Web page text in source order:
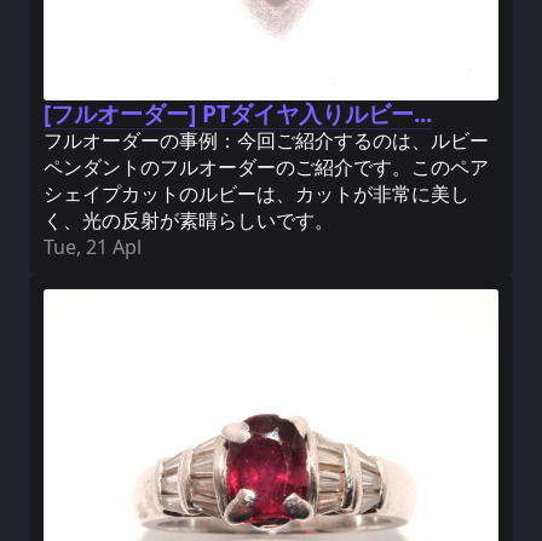
[フルオーダー] PTダイヤ入りルビー...
フルオーダーの事例：今回ご紹介するのは、ルビー
ペンダントのフルオーダーのご紹介です。このペア
シェイプカットのルビーは、カットが非常に美し
く、光の反射が素晴らしいです。
Tue, 21 Apl